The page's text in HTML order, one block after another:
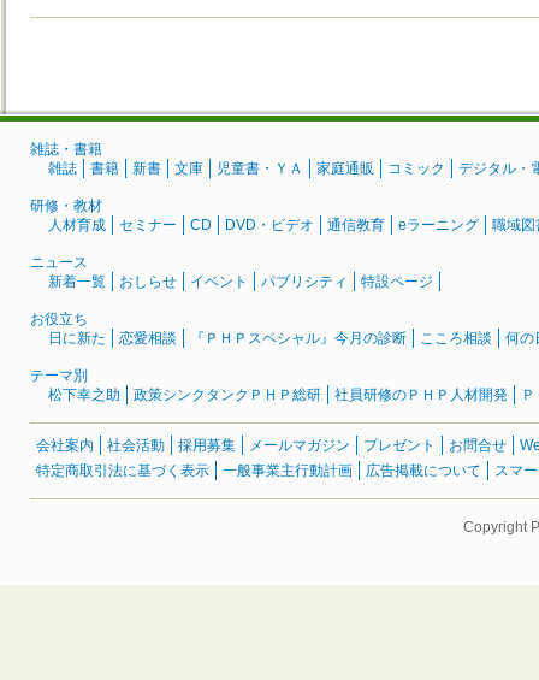
雑誌・書籍
雑誌
書籍 新書 文庫 児童書・ＹＡ 家庭通販 コミック デジタル・
研修・教材
人材育成
セミナー CD DVD・ビデオ 通信教育 eラーニング 職域図
ニュース
新着一覧
おしらせ イベント パブリシティ 特設ページ
お役立ち
日に新た
恋愛相談 『ＰＨＰスペシャル』今月の診断 こころ相談 何の
テーマ別
松下幸之助
政策シンクタンクＰＨＰ総研 社員研修のＰＨＰ人材開発
会社案内 社会活動 採用募集 メールマガジン プレゼント お問合せ
特定商取引法に基づく表示
一般事業主行動計画 広告掲載について スマ
Copyright